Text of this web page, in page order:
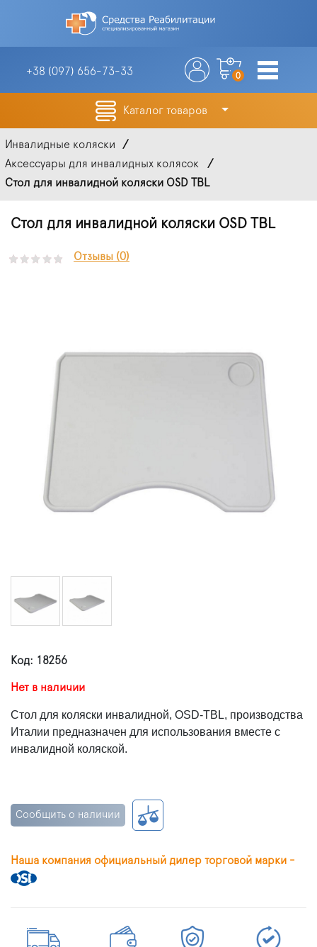
+38 (097) 656-73-33 0
Каталог товаров
Инвалидные коляски
Аксессуары для инвалидных колясок
Стол для инвалидной коляски OSD TBL
Стол для инвалидной коляски OSD TBL
Отзывы (0)
Код: 18256
Нет в наличии
Стол для коляски инвалидной, OSD-TBL, производства
Италии предназначен для использования вместе с
инвалидной коляской.
Сообщить о наличии
Наша компания официальный дилер торговой марки -